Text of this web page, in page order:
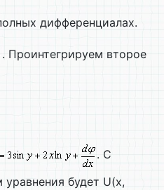
дифференциалах.
. Проинтегрируем второе
. С
будет U(x,